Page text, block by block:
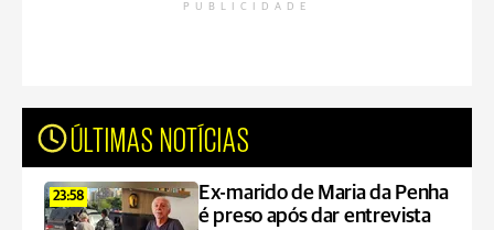
PUBLICIDADE
ÚLTIMAS NOTÍCIAS
23:58
Ex-marido de Maria da Penha
é preso após dar entrevista